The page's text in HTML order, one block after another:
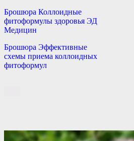
Брошюра Коллоидные
фитоформулы здоровья ЭД
Медицин
Брошюра Эффективные
схемы приема коллоидных
фитоформул